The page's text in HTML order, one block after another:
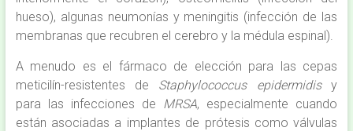
hueso), algunas neumonías y meningitis (infección de las
membranas que recubren el cerebro y la médula espinal).
A menudo es el fármaco de elección para las cepas
meticilín-resistentes de Staphylococcus epidermidisy
para las infecciones de MRSA, especialmente cuando
están asociadas a implantes de prótesis como válvulas